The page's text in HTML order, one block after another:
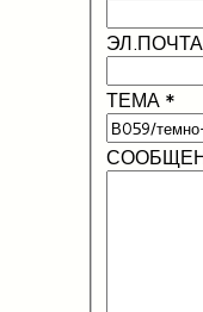
ЭЛ.ПОЧТА
ТЕМА*